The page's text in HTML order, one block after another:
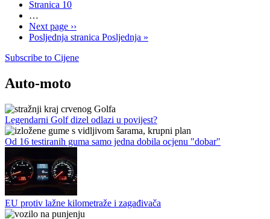
Stranica 10
…
Next page ››
Posljednja stranica Posljednja »
Subscribe to Cijene
Auto-moto
Legendarni Golf dizel odlazi u povijest?
Od 16 testiranih guma samo jedna dobila ocjenu "dobar"
EU protiv lažne kilometraže i zagađivača